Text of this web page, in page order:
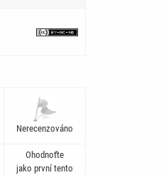
Nerecenzováno
Ohodnoťte
jako první tento